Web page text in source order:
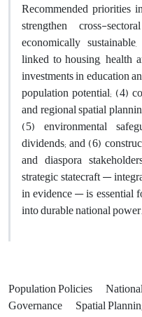
Recommended priorities
strengthen cross-
economically
linked to housing, health
investments in education
population potential; (4)
and regional spatial
(5) environmental
dividends; and (6)
and diaspora
strategic statecraft —
in evidence — is essential
into durable national
Population Policies
Governance
Spatial